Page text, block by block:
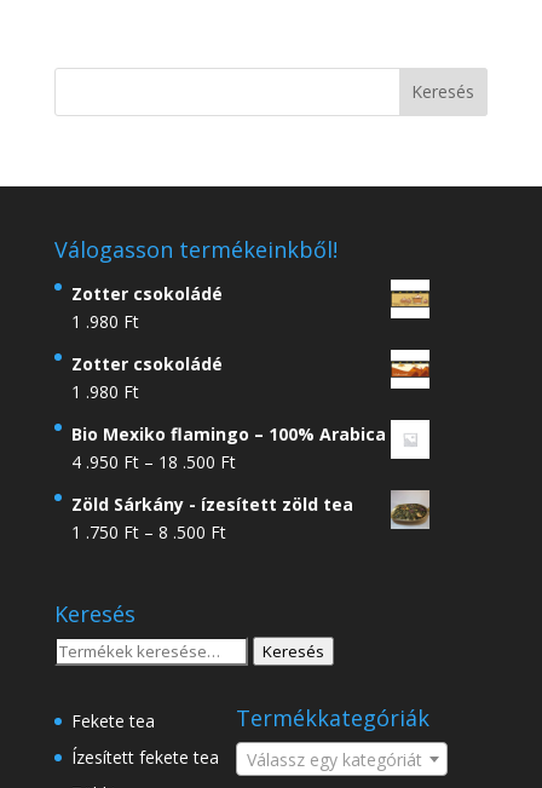
Válogasson termékeinkből!
Zotter csokoládé
1 .980 Ft
Zotter csokoládé
1 .980 Ft
Bio Mexiko flamingo – 100% Arabica
4 .950 Ft – 18 .500 FtÁrtartomány:
.950 Ft
Zöld Sárkány - ízesített zöld tea
1 .750 Ft – 8 .500 FtÁrtartomány:
8
.500 Ft
Keresés
Keresés
Keresés
Fekete tea
Ízesített fekete tea
Termékkategóriák
Válassz egy kategóriát